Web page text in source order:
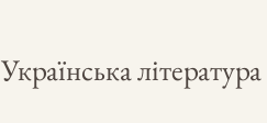
Українська література